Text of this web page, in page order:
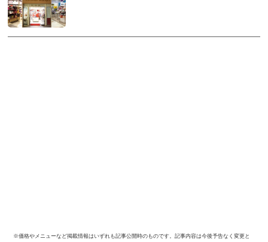
※価格やメニューなど掲載情報はいずれも記事公開時のものです。記事内容は今後予告なく変更と